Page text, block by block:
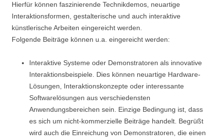
Hierfür können faszinierende Technikdemos, neuartige
Interaktionsformen, gestalterische und auch interaktive
künstlerische Arbeiten eingereicht werden.
Folgende Beiträge können u.a. eingereicht werden:
Interaktive Systeme oder Demonstratoren als innovative
Interaktionsbeispiele. Dies können neuartige Hardware-
Lösungen, Interaktionskonzepte oder interessante
Softwarelösungen aus verschiedensten
Anwendungsbereichen sein. Einzige Bedingung ist, dass
es sich um nicht-kommerzielle Beiträge handelt. Begrüßt
wird auch die Einreichung von Demonstratoren, die einen